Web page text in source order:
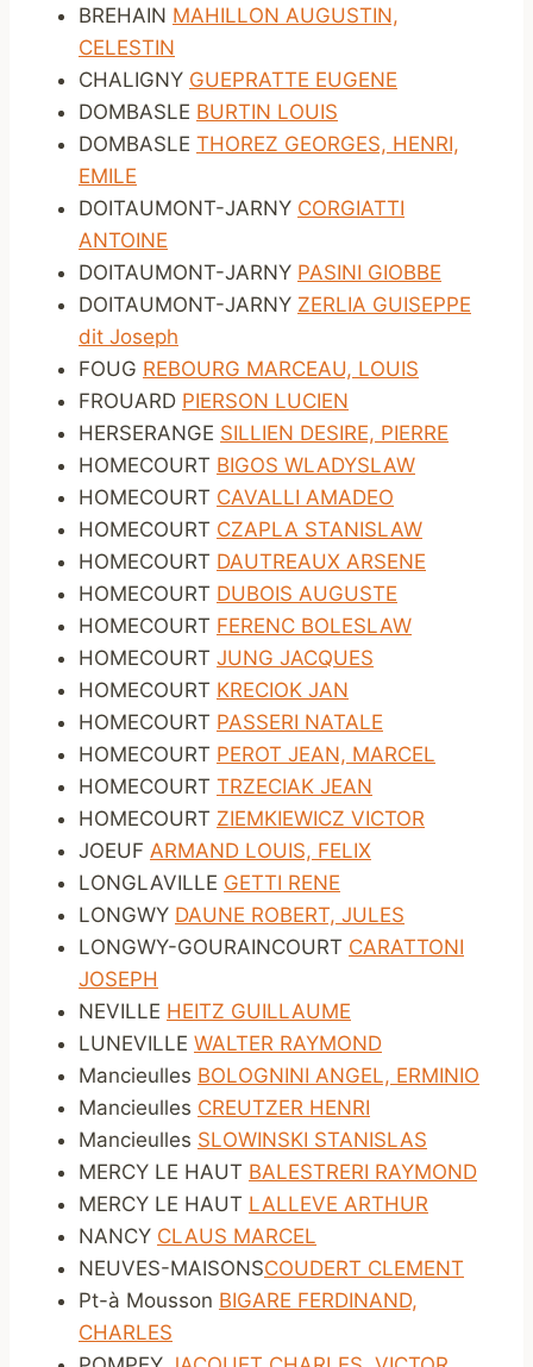
BREHAIN MAHILLON AUGUSTIN,
CELESTIN
CHALIGNY GUEPRATTE EUGENE
DOMBASLE BURTIN LOUIS
DOMBASLE THOREZ GEORGES, HENRI,
EMILE
DOITAUMONT-JARNY CORGIATTI
ANTOINE
DOITAUMONT-JARNY PASINI GIOBBE
DOITAUMONT-JARNY ZERLIA GUISEPPE
dit Joseph
FOUG REBOURG MARCEAU, LOUIS
FROUARD PIERSON LUCIEN
HERSERANGE SILLIEN DESIRE, PIERRE
HOMECOURT BIGOS WLADYSLAW
HOMECOURT CAVALLI AMADEO
HOMECOURT CZAPLA STANISLAW
HOMECOURT DAUTREAUX ARSENE
HOMECOURT DUBOIS AUGUSTE
HOMECOURT FERENC BOLESLAW
HOMECOURT JUNG JACQUES
HOMECOURT KRECIOK JAN
HOMECOURT PASSERI NATALE
HOMECOURT PEROT JEAN, MARCEL
HOMECOURT TRZECIAK JEAN
HOMECOURT ZIEMKIEWICZ VICTOR
JOEUF ARMAND LOUIS, FELIX
LONGLAVILLE GETTI RENE
LONGWY DAUNE ROBERT, JULES
LONGWY-GOURAINCOURT CARATTONI
JOSEPH
NEVILLE HEITZ GUILLAUME
LUNEVILLE WALTER RAYMOND
Mancieulles BOLOGNINI ANGEL, ERMINIO
Mancieulles CREUTZER HENRI
Mancieulles SLOWINSKI STANISLAS
MERCY LE HAUT BALESTRERI RAYMOND
MERCY LE HAUT LALLEVE ARTHUR
NANCY CLAUS MARCEL
NEUVES-MAISONSCOUDERT CLEMENT
Pt-à Mousson BIGARE FERDINAND,
CHARLES